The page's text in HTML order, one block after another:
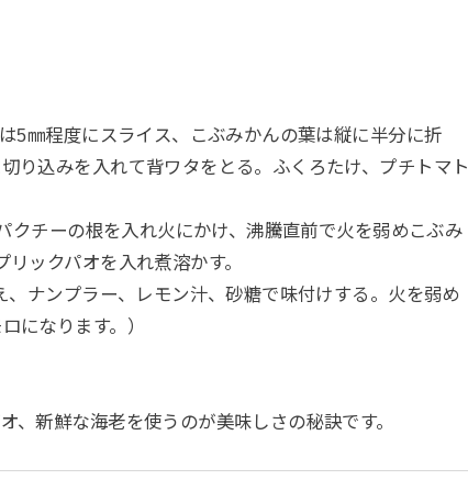
5㎜程度にスライス、こぶみかんの葉は縦に半分に折
り込みを入れて背ワタをとる。ふくろたけ、プチトマト
チーの根を入れ火にかけ、沸騰直前で火を弱めこぶみ
ックパオを入れ煮溶かす。
ナンプラー、レモン汁、砂糖で味付けする。火を弱め
になります。）
、新鮮な海老を使うのが美味しさの秘訣です。